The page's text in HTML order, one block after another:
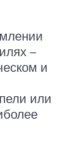
–
и
или